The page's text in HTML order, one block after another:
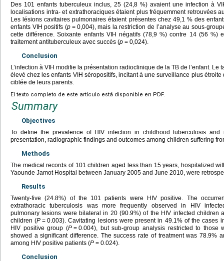
Des 101 enfants tuberculeux inclus, 25 (24,8 %) avaient une infection à
localisations intra- et extrathoraciques étaient plus fréquemment retrouvées
Les lésions cavitaires pulmonaires étaient présentes chez 49,1 % des
enfants VIH positifs (p = 0,004), mais la restriction de l’analyse au sous-
cette différence. Soixante enfants VIH négatifs (78,9 %) contre 14 (56 %)
traitement antituberculeux avec succès (p = 0,024).
Conclusion
L’infection à VIH modifie la présentation radioclinique de la TB de l’enfant. Le
élevé chez les enfants VIH séropositifs, incitant à une surveillance plus
ciblée de leurs parents.
El texto completo de este artículo está disponible en PDF.
Summary
Objectives
To define the prevalence of HIV infection in childhood tuberculosis
presentation, radiographic findings and outcomes among children suffering
Methods
The medical records of 101 children aged less than 15 years, hospitalized
Yaounde Jamot Hospital between January 2005 and June 2010, were
Results
Twenty-five (24.8%) of the 101 patients were HIV positive. The
extrathoracic tuberculosis was more frequently observed in HIV
pulmonary lesions were bilateral in 20 (90.9%) of the HIV infected children
children (P = 0.003). Cavitating lesions were present in 49.1% of the cases
HIV positive group (P = 0.004), but sub-group analysis restricted to those
showed a significant difference. The success rate of treatment was 78.9%
among HIV positive patients (P = 0.024).
Conclusion